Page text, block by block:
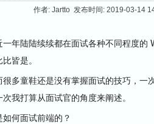
作者: Jartto 发布时间: 2019-03-14
陆陆续续都在面试各种不同程度的
皆是。
童鞋还是没有掌握面试的技巧，一
我打算从面试官的角度来阐述。
何面试前端的？